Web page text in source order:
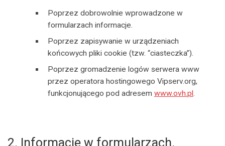
Poprzez dobrowolnie wprowadzone w
formularzach informacje.
Poprzez zapisywanie w urządzeniach
końcowych pliki cookie (tzw. “ciasteczka”).
Poprzez gromadzenie logów serwera www
przez operatora hostingowego Vipserv.org,
funkcjonującego pod adresem www.ovh.pl.
2. Informacje w formularzach.